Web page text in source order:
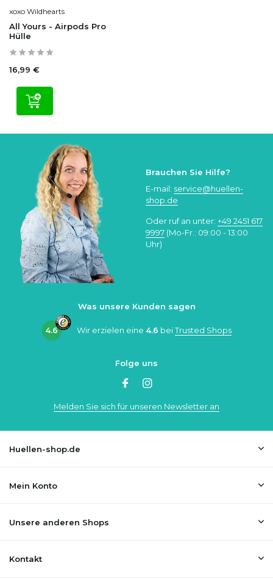
xoxo Wildhearts
All Yours - Airpods Pro
Hülle
16,99 €
Brauchen Sie Hilfe?
E-mail: service@huellen-
shop.de
Oder ruf an unter: +49 2451 617
9997 (Mo-Fr.: 09:00 - 13:00
Uhr)
Was unsere Kunden sagen
4.6 Wir erzielen eine 4.6 beiTrusted Shops
Folge uns
Melden Sie sich für unseren Newsletter an
Huellen-shop.de
Mein Konto
Unsere anderen Shops
Kontakt